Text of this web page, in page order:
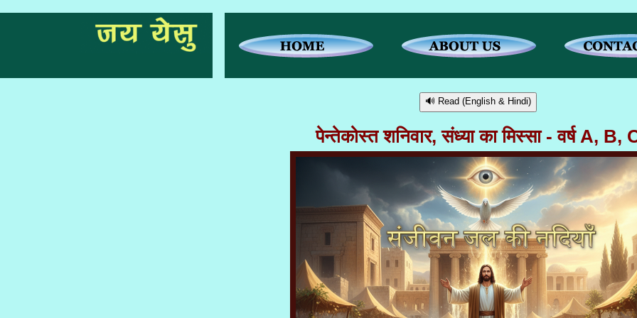
🔊 Read (English & Hindi)
पेन्तेकोस्त शनिवार, संध्या का मिस्सा - वर्ष A, B,